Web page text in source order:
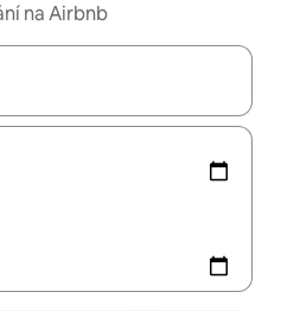
na Airbnb
můžeš si je procházet pomocí